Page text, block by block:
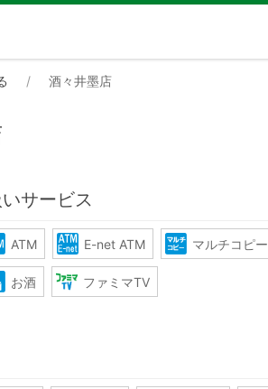
酒々井墨店
サービス
ATM E-net ATM マルチコピー
お酒 ファミマTV